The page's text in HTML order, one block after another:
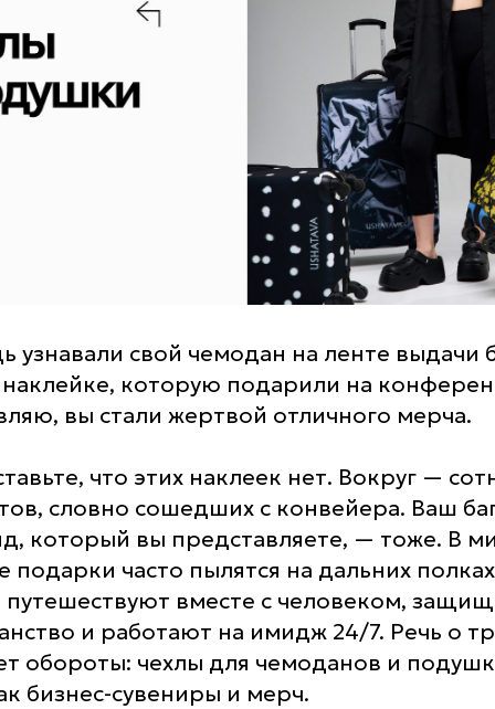
узнавали свой чемодан на ленте выдачи
которую подарили на
вы стали жертвой отличного мерча.
что этих наклеек нет. Вокруг —
словно сошедших с конвейера. Ваш
который вы представляете, — тоже. В
часто пылятся на дальних
вместе с человеком,
и работают на имидж 24/7. Речь о
обороты: чехлы для чемоданов и
бизнес-сувениры и мерч.